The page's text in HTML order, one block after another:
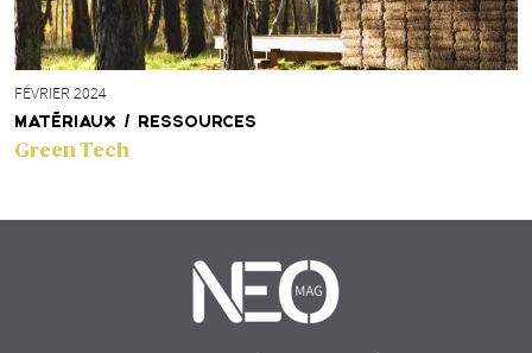
FÉVRIER 2024
MATÉRIAUX / RESSOURCES
Green Tech